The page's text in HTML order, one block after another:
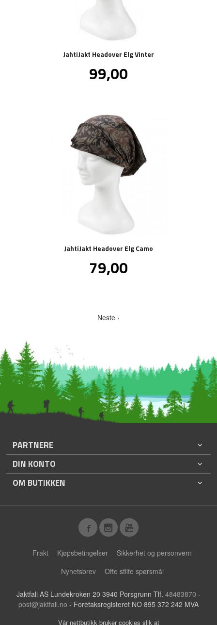
JahtiJakt Headover Elg Vinter
Pris
99,00
JahtiJakt Headover Elg Camo
Pris
79,00
Neste ›
PARTNERE
DIN KONTO
OM BUTIKKEN
Frakt Kjøpsbetingelser
Sikkerhet og personvern
Nyhetsbrev
Ofte stilte spørsmål
Jaktfall AS Lundekroken 20 3940 Porsgrunn Tlf. 48483870 -
post@jaktfall.no - Foretaksregisteret NO 895 372 242 MVA
Vår nettbutikk bruker cookies slik at